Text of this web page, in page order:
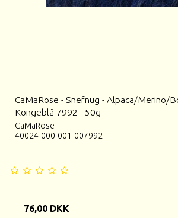
CaMaRose - Snefnug - Alpaca/Merino/
Kongeblå 7992 - 50g
CaMaRose
40024-000-001-007992
76,00 DKK